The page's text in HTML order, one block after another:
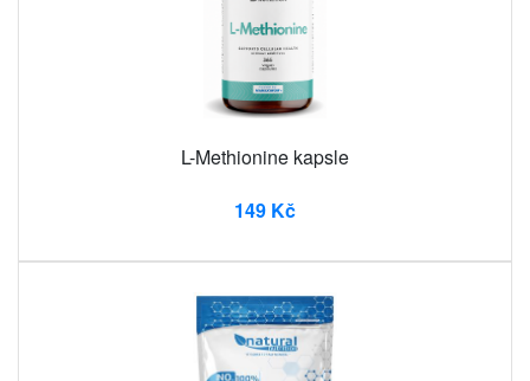
L-Methionine kapsle
149 Kč